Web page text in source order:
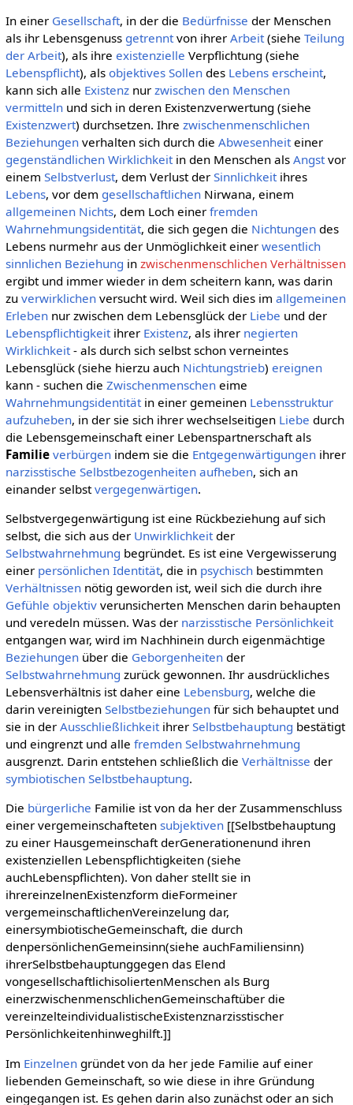
In einer Gesellschaft, in der die Bedürfnisse der Menschen
als ihr Lebensgenuss getrenntvon ihrer Arbeit(siehe Teilung
der Arbeit), als ihre existenzielle Verpflichtung (siehe
Lebenspflicht), als objektives Sollendes Lebens erscheint,
kann sich alle Existenznur zwischen den Menschen
vermittelnund sich in deren Existenzverwertung (siehe
Existenzwert) durchsetzen. Ihre zwischenmenschlichen
Beziehungenverhalten sich durch die Abwesenheiteiner
gegenständlichen Wirklichkeitin den Menschen als Angstvor
einem Selbstverlust, dem Verlust der Sinnlichkeitihres
Lebens, vor dem gesellschaftlichenNirwana, einem
allgemeinen Nichts, dem Loch einer fremden
Wahrnehmungsidentität, die sich gegen die Nichtungendes
Lebens nurmehr aus der Unmöglichkeit einer wesentlich
sinnlichen Beziehung in zwischenmenschlichen Verhältnissen
ergibt und immer wieder in dem scheitern kann, was darin
zu verwirklichenversucht wird. Weil sich dies im allgemeinen
Erlebennur zwischen dem Lebensglück der Liebe und der
Lebenspflichtigkeitihrer Existenz, als ihrer negierten
Wirklichkeit- als durch sich selbst schon verneintes
Lebensglück (siehe hierzu auch Nichtungstrieb) ereignen
kann - suchen die Zwischenmenscheneime
Wahrnehmungsidentitätin einer gemeinen Lebensstruktur
aufzuheben, in der sie sich ihrer wechselseitigen Liebe durch
die Lebensgemeinschaft einer Lebenspartnerschaft als
Familie verbürgenindem sie die Entgegenwärtigungenihrer
narzisstische Selbstbezogenheiten aufheben, sich an
einander selbstvergegenwärtigen.
Selbstvergegenwärtigung ist eine Rückbeziehung auf sich
selbst, die sich aus der Unwirklichkeitder
Selbstwahrnehmung begründet. Es ist eine Vergewisserung
einer persönlichen Identität, die in psychischbestimmten
Verhältnissennötig geworden ist, weil sich die durch ihre
Gefühle objektivverunsicherten Menschen darin behaupten
und veredeln müssen. Was der narzisstische Persönlichkeit
entgangen war, wird im Nachhinein durch eigenmächtige
Beziehungenüber die Geborgenheitender
Selbstwahrnehmung zurück gewonnen. Ihr ausdrückliches
Lebensverhältnis ist daher eine Lebensburg, welche die
darin vereinigten Selbstbeziehungenfür sich behauptet und
sie in der Ausschließlichkeitihrer Selbstbehauptung bestätigt
und eingrenzt und alle fremden Selbstwahrnehmung
ausgrenzt. Darin entstehen schließlich die Verhältnisse der
symbiotischen Selbstbehauptung.
Die bürgerliche Familie ist von da her der Zusammenschluss
einer vergemeinschafteten subjektiven[[Selbstbehauptung
zu einer Hausgemeinschaft derGenerationenund ihren
existenziellen Lebenspflichtigkeiten (siehe
auchLebenspflichten). Von daher stellt sie in
ihrereinzelnenExistenzform dieFormeiner
vergemeinschaftlichenVereinzelung dar,
einersymbiotischeGemeinschaft, die durch
denpersönlichenGemeinsinn(siehe auchFamiliensinn)
ihrerSelbstbehauptunggegen das Elend
vongesellschaftlichisoliertenMenschen als Burg
einerzwischenmenschlichenGemeinschaftüber die
vereinzelteindividualistischeExistenznarzisstischer
Persönlichkeitenhinweghilft.]]
Im Einzelnengründet von da her jede Familie auf einer
liebenden Gemeinschaft, so wie diese in ihre Gründung
eingegangen ist. Es gehen darin also zunächst oder an sich